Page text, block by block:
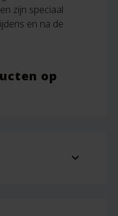
zijn speciaal
en na de
op
expand_more